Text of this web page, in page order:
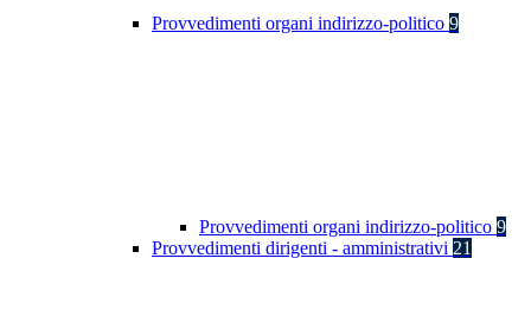
Provvedimenti organi indirizzo-politico 9
Provvedimenti organi indirizzo-politico 9
Provvedimenti dirigenti - amministrativi 21